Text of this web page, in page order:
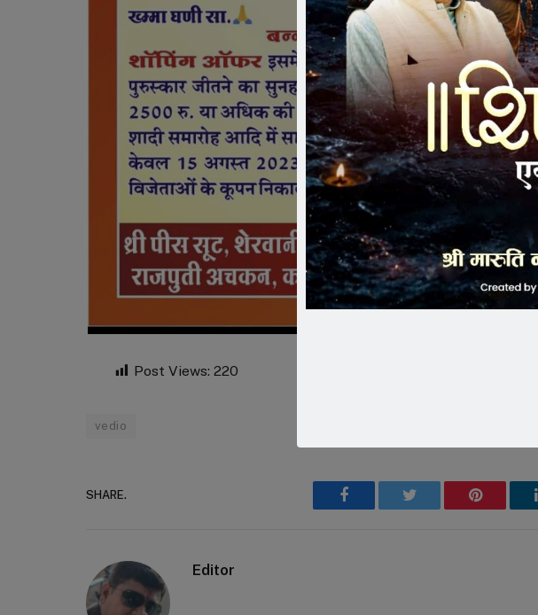
Post Views: 220
vedio
SHARE.
Facebook Twitter Pinterest
Editor